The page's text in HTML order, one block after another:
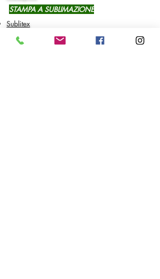
STAMPA A SUBLIMAZIONE
Sublitex
VINILE